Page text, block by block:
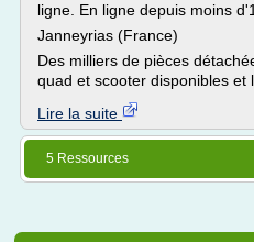
ligne. En ligne depuis moins
Janneyrias (France)
Des milliers de pièces
quad et scooter disponibles et
Lire la suite
5 Ressources